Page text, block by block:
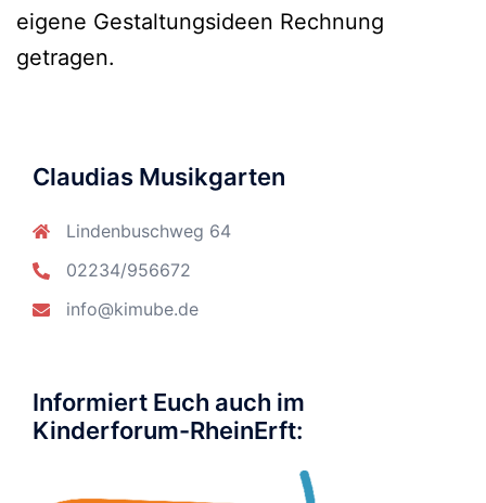
eigene Gestaltungsideen Rechnung
getragen.
Claudias Musikgarten
Lindenbuschweg 64
02234/956672
info@kimube.de
Informiert Euch auch im
Kinderforum-RheinErft: